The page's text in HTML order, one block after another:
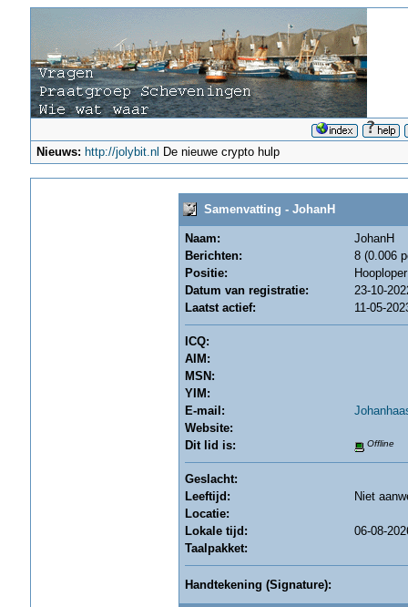
Nieuws: http://jolybit.nl De nieuwe crypto hulp
Samenvatting - JohanH
Naam:
JohanH
Berichten:
8 (0.006
Positie:
Hooploper
Datum van registratie:
23-10-
Laatst actief:
11-05-
ICQ:
AIM:
MSN:
YIM:
E-mail:
Website:
Dit lid is:
Offline
Geslacht:
Leeftijd:
Niet
Locatie:
Lokale tijd:
06-08-
Taalpakket:
Handtekening (Signature):